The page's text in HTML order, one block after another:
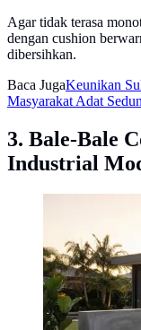
Agar tidak terasa
dengan cushion
dibersihkan.
Baca JugaKeunikan
Masyarakat Adat
3. Bale-Bale
Industrial